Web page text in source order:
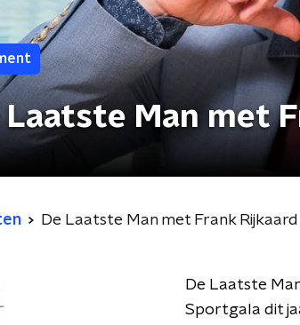
Laatste Man met
De Laatste Man met Frank Rijkaard
De Laatste
Sportgala dit